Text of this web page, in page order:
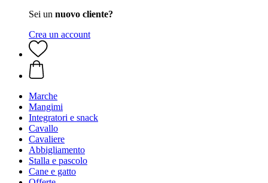
Sei un nuovo cliente?
Crea un account
Marche
Mangimi
Integratori e snack
Cavallo
Cavaliere
Abbigliamento
Stalla e pascolo
Cane e gatto